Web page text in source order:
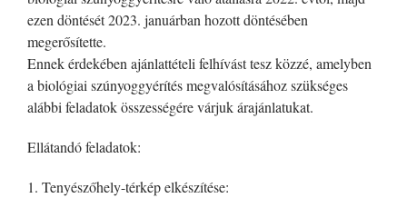
ezen döntését 2023. januárban hozott döntésében
megerősítette.
Ennek érdekében ajánlattételi felhívást tesz közzé, amelyben
a biológiai szúnyoggyérítés megvalósításához szükséges
alábbi feladatok összességére várjuk árajánlatukat.
Ellátandó feladatok:
1. Tenyészőhely-térkép elkészítése: